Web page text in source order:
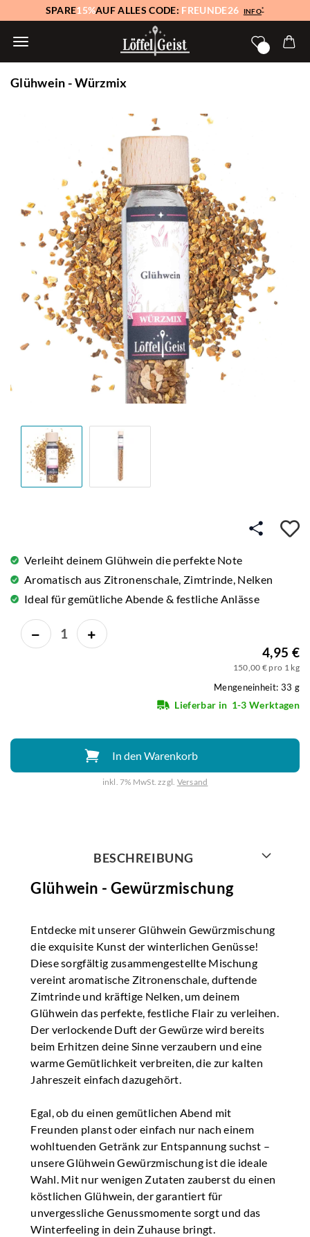
SPARE15%AUF ALLES CODE: FREUNDE26 INFO*
Glühwein - Würzmix
Verleiht deinem Glühwein die perfekte Note
Aromatisch aus Zitronenschale, Zimtrinde, Nelken
Ideal für gemütliche Abende & festliche Anlässe
4,95 €
150,00 € pro 1 kg
Mengeneinheit: 33 g
Lieferbar in 1-3 Werktagen
In den Warenkorb
inkl. 7% MwSt. zzgl. Versand
Weiter mit
BESCHREIBUNG
Glühwein - Gewürzmischung
Entdecke mit unserer Glühwein Gewürzmischung
die exquisite Kunst der winterlichen Genüsse!
Diese sorgfältig zusammengestellte Mischung
vereint aromatische Zitronenschale, duftende
Zimtrinde und kräftige Nelken, um deinem
Glühwein das perfekte, festliche Flair zu verleihen.
Der verlockende Duft der Gewürze wird bereits
beim Erhitzen deine Sinne verzaubern und eine
warme Gemütlichkeit verbreiten, die zur kalten
Jahreszeit einfach dazugehört.
Egal, ob du einen gemütlichen Abend mit
Freunden planst oder einfach nur nach einem
wohltuenden Getränk zur Entspannung suchst –
unsere Glühwein Gewürzmischung ist die ideale
Wahl. Mit nur wenigen Zutaten zauberst du einen
köstlichen Glühwein, der garantiert für
unvergessliche Genussmomente sorgt und das
Winterfeeling in dein Zuhause bringt.